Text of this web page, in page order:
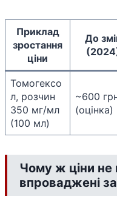
Приклад
зростання
ціни
До
Томогексо
л, розчин
350 мг/мл
(100 мл)
~600
(оцінка)
Чому ж ціни
впроваджені